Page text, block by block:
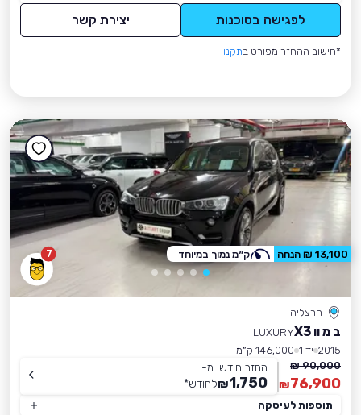
לפגישה בסוכנות יצירת קשר
*חישוב ההחזר מפורט בתקנון
7
הרצליה
ב מ וו X3
LUXURY
2015 יד 1
146,000 ק״מ
90,000 ₪
76,900
₪
החזר חודשי מ-
1,750
₪לחודש*
תוספות לעיסקה
13,100 ₪ הנחה ק״מ נמוך במיוחד